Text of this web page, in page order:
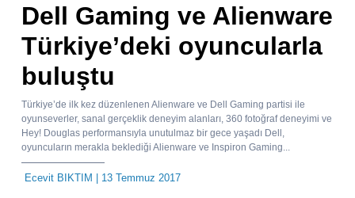
Dell Gaming ve Alienware
Türkiye’deki oyuncularla
buluştu
Türkiye’de ilk kez düzenlenen Alienware ve Dell Gaming partisi ile
oyunseverler, sanal gerçeklik deneyim alanları, 360 fotoğraf deneyimi ve
Hey! Douglas performansıyla unutulmaz bir gece yaşadı Dell,
oyuncuların merakla beklediği Alienware ve Inspiron Gaming...
Ecevit BIKTIM | 13 Temmuz 2017